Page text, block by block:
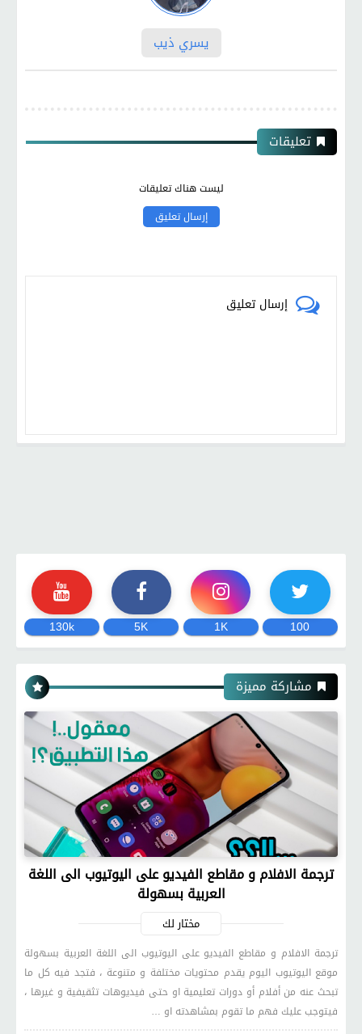
يسري ذيب
تعليقات
ليست هناك تعليقات
إرسال تعليق
إرسال تعليق
100
1K
5K
130k
مشاركة مميزة
ترجمة الافلام و مقاطع الفيديو على اليوتيوب الى اللغة
العربية بسهولة
مختار لك
ترجمة الافلام و مقاطع الفيديو على اليوتيوب الى اللغة العربية بسهولة
موقع اليوتيوب اليوم يقدم محتويات مختلفة و متنوعة ، فتجد فيه كل ما
تبحث عنه من أفلام أو دورات تعليمية او حتى فيديوهات تثقيفية و غيرها ،
فيتوجب عليك فهم ما تقوم بمشاهدته او …